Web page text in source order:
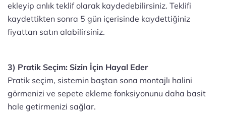
ekleyip anlık teklif olarak kaydedebilirsiniz. Teklifi
kaydettikten sonra 5 gün içerisinde kaydettiğiniz
fiyattan satın alabilirsiniz.
3) Pratik Seçim: Sizin İçin Hayal Eder
Pratik seçim, sistemin baştan sona montajlı halini
görmenizi ve sepete ekleme fonksiyonunu daha basit
hale getirmenizi sağlar.